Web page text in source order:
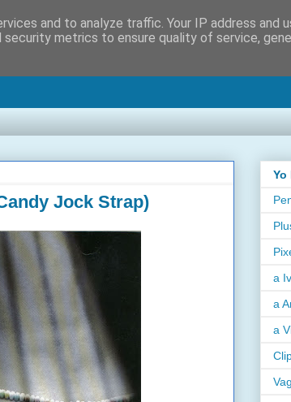
Jock Strap)
Yo
a
a
a
and to analyze traffic. Your IP address and
metrics to ensure quality of service,